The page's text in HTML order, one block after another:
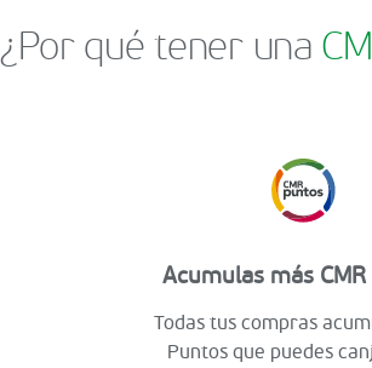
¿Por qué tener una
Acumulas más
Todas tus compras
Puntos que puedes